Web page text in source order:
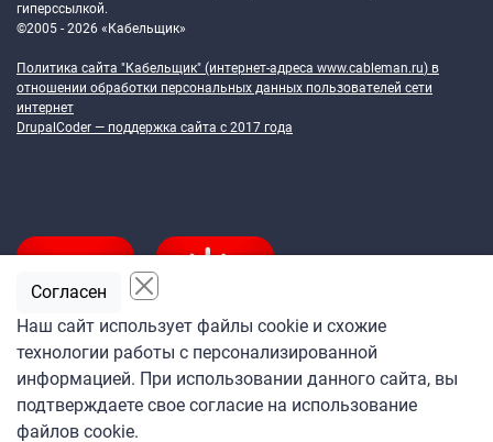
гиперссылкой.
©2005 - 2026 «Кабельщик»
Политика сайта "Кабельщик" (интернет-адреса www.cableman.ru) в
отношении обработки персональных данных пользователей сети
интернет
DrupalCoder — поддержка сайта c 2017 года
Подпишитесь
на ежедневную рассылку
«Кабельщика»
Наш сайт использует файлы cookie и схожие
технологии работы с персонализированной
информацией. При использовании данного сайта, вы
подтверждаете свое согласие на использование
файлов cookie.
Согласен